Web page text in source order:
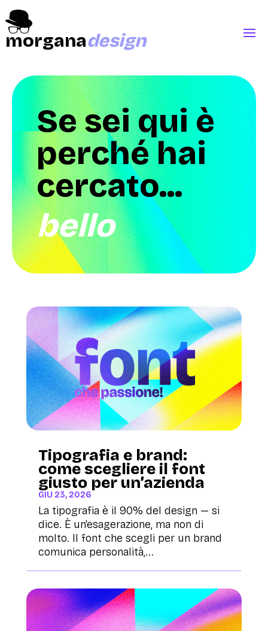
morganadesign
Se sei qui è
perché hai
cercato...
bello
Tipografia e brand:
come scegliere il font
giusto per un’azienda
GIU 23, 2026
La tipografia è il 90% del design — si
dice. È un'esagerazione, ma non di
molto. Il font che scegli per un brand
comunica personalità,...